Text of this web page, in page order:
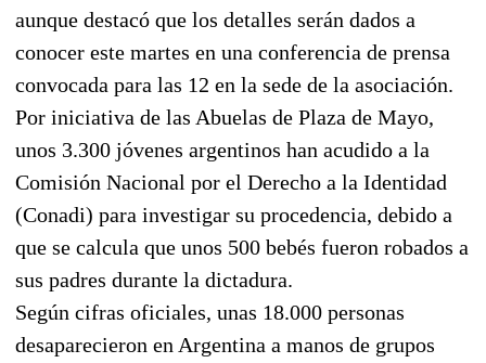
aunque destacó que los detalles serán dados a
conocer este martes en una conferencia de prensa
convocada para las 12 en la sede de la asociación.
Por iniciativa de las Abuelas de Plaza de Mayo,
unos 3.300 jóvenes argentinos han acudido a la
Comisión Nacional por el Derecho a la Identidad
(Conadi) para investigar su procedencia, debido a
que se calcula que unos 500 bebés fueron robados a
sus padres durante la dictadura.
Según cifras oficiales, unas 18.000 personas
desaparecieron en Argentina a manos de grupos